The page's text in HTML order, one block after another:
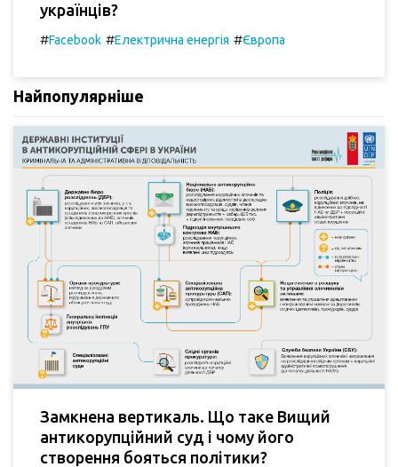
українців?
#Facebook #Електрична енергія #Європа
Найпопулярніше
Замкнена вертикаль. Що таке Вищий
антикорупційний суд і чому його
створення бояться політики?